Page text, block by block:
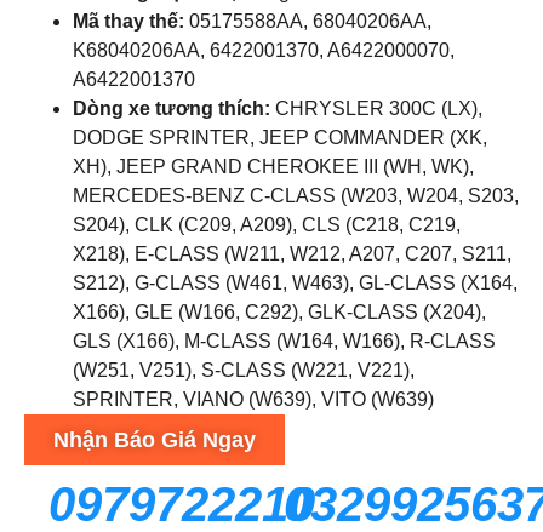
Mã thay thế: 05175588AA, 68040206AA,
K68040206AA, 6422001370, A6422000070,
A6422001370
Dòng xe tương thích: CHRYSLER 300C (LX),
DODGE SPRINTER, JEEP COMMANDER (XK,
XH), JEEP GRAND CHEROKEE III (WH, WK),
MERCEDES-BENZ C-CLASS (W203, W204, S203,
S204), CLK (C209, A209), CLS (C218, C219,
X218), E-CLASS (W211, W212, A207, C207, S211,
S212), G-CLASS (W461, W463), GL-CLASS (X164,
X166), GLE (W166, C292), GLK-CLASS (X204),
GLS (X166), M-CLASS (W164, W166), R-CLASS
(W251, V251), S-CLASS (W221, V221),
SPRINTER, VIANO (W639), VITO (W639)
Nhận Báo Giá Ngay
0979722210